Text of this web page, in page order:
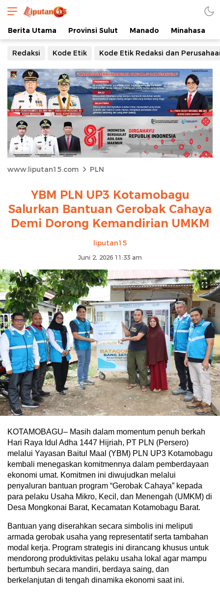
Berita Utama Provinsi Sulut Manado Minahasa
Redaksi Kode Etik Kode Etik Redaksi dan
www.liputan15.com PLN
YBM PLN UP3 Kotamobagu
Salurkan Bantuan Gerobak Cahaya
Demi Dorong Kemandirian UMKM
liputan15
Juni 2, 2026 11:33 am
KOTAMOBAGU– Masih dalam momentum penuh berkah
Hari Raya Idul Adha 1447 Hijriah, PT PLN (Persero)
melalui Yayasan Baitul Maal (YBM) PLN UP3 Kotamobagu
kembali menegaskan komitmennya dalam pemberdayaan
ekonomi umat. Komitmen ini diwujudkan melalui
penyaluran bantuan program “Gerobak Cahaya” kepada
para pelaku Usaha Mikro, Kecil, dan Menengah (UMKM) di
Desa Mongkonai Barat, Kecamatan Kotamobagu Barat.
Bantuan yang diserahkan secara simbolis ini meliputi
armada gerobak usaha yang representatif serta tambahan
modal kerja. Program strategis ini dirancang khusus untuk
mendorong produktivitas pelaku usaha lokal agar mampu
bertumbuh secara mandiri, berdaya saing, dan
berkelanjutan di tengah dinamika ekonomi saat ini.